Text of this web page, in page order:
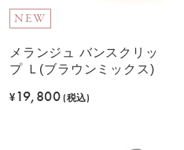
NEW
メランジュ バンスクリッ
プ Ｌ(ブラウンミックス)
¥ 19,800(税込)